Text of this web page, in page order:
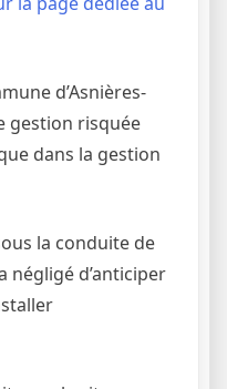
d’Asnières-
gestion risquée
dans la gestion
la conduite de
négligé d’anticiper